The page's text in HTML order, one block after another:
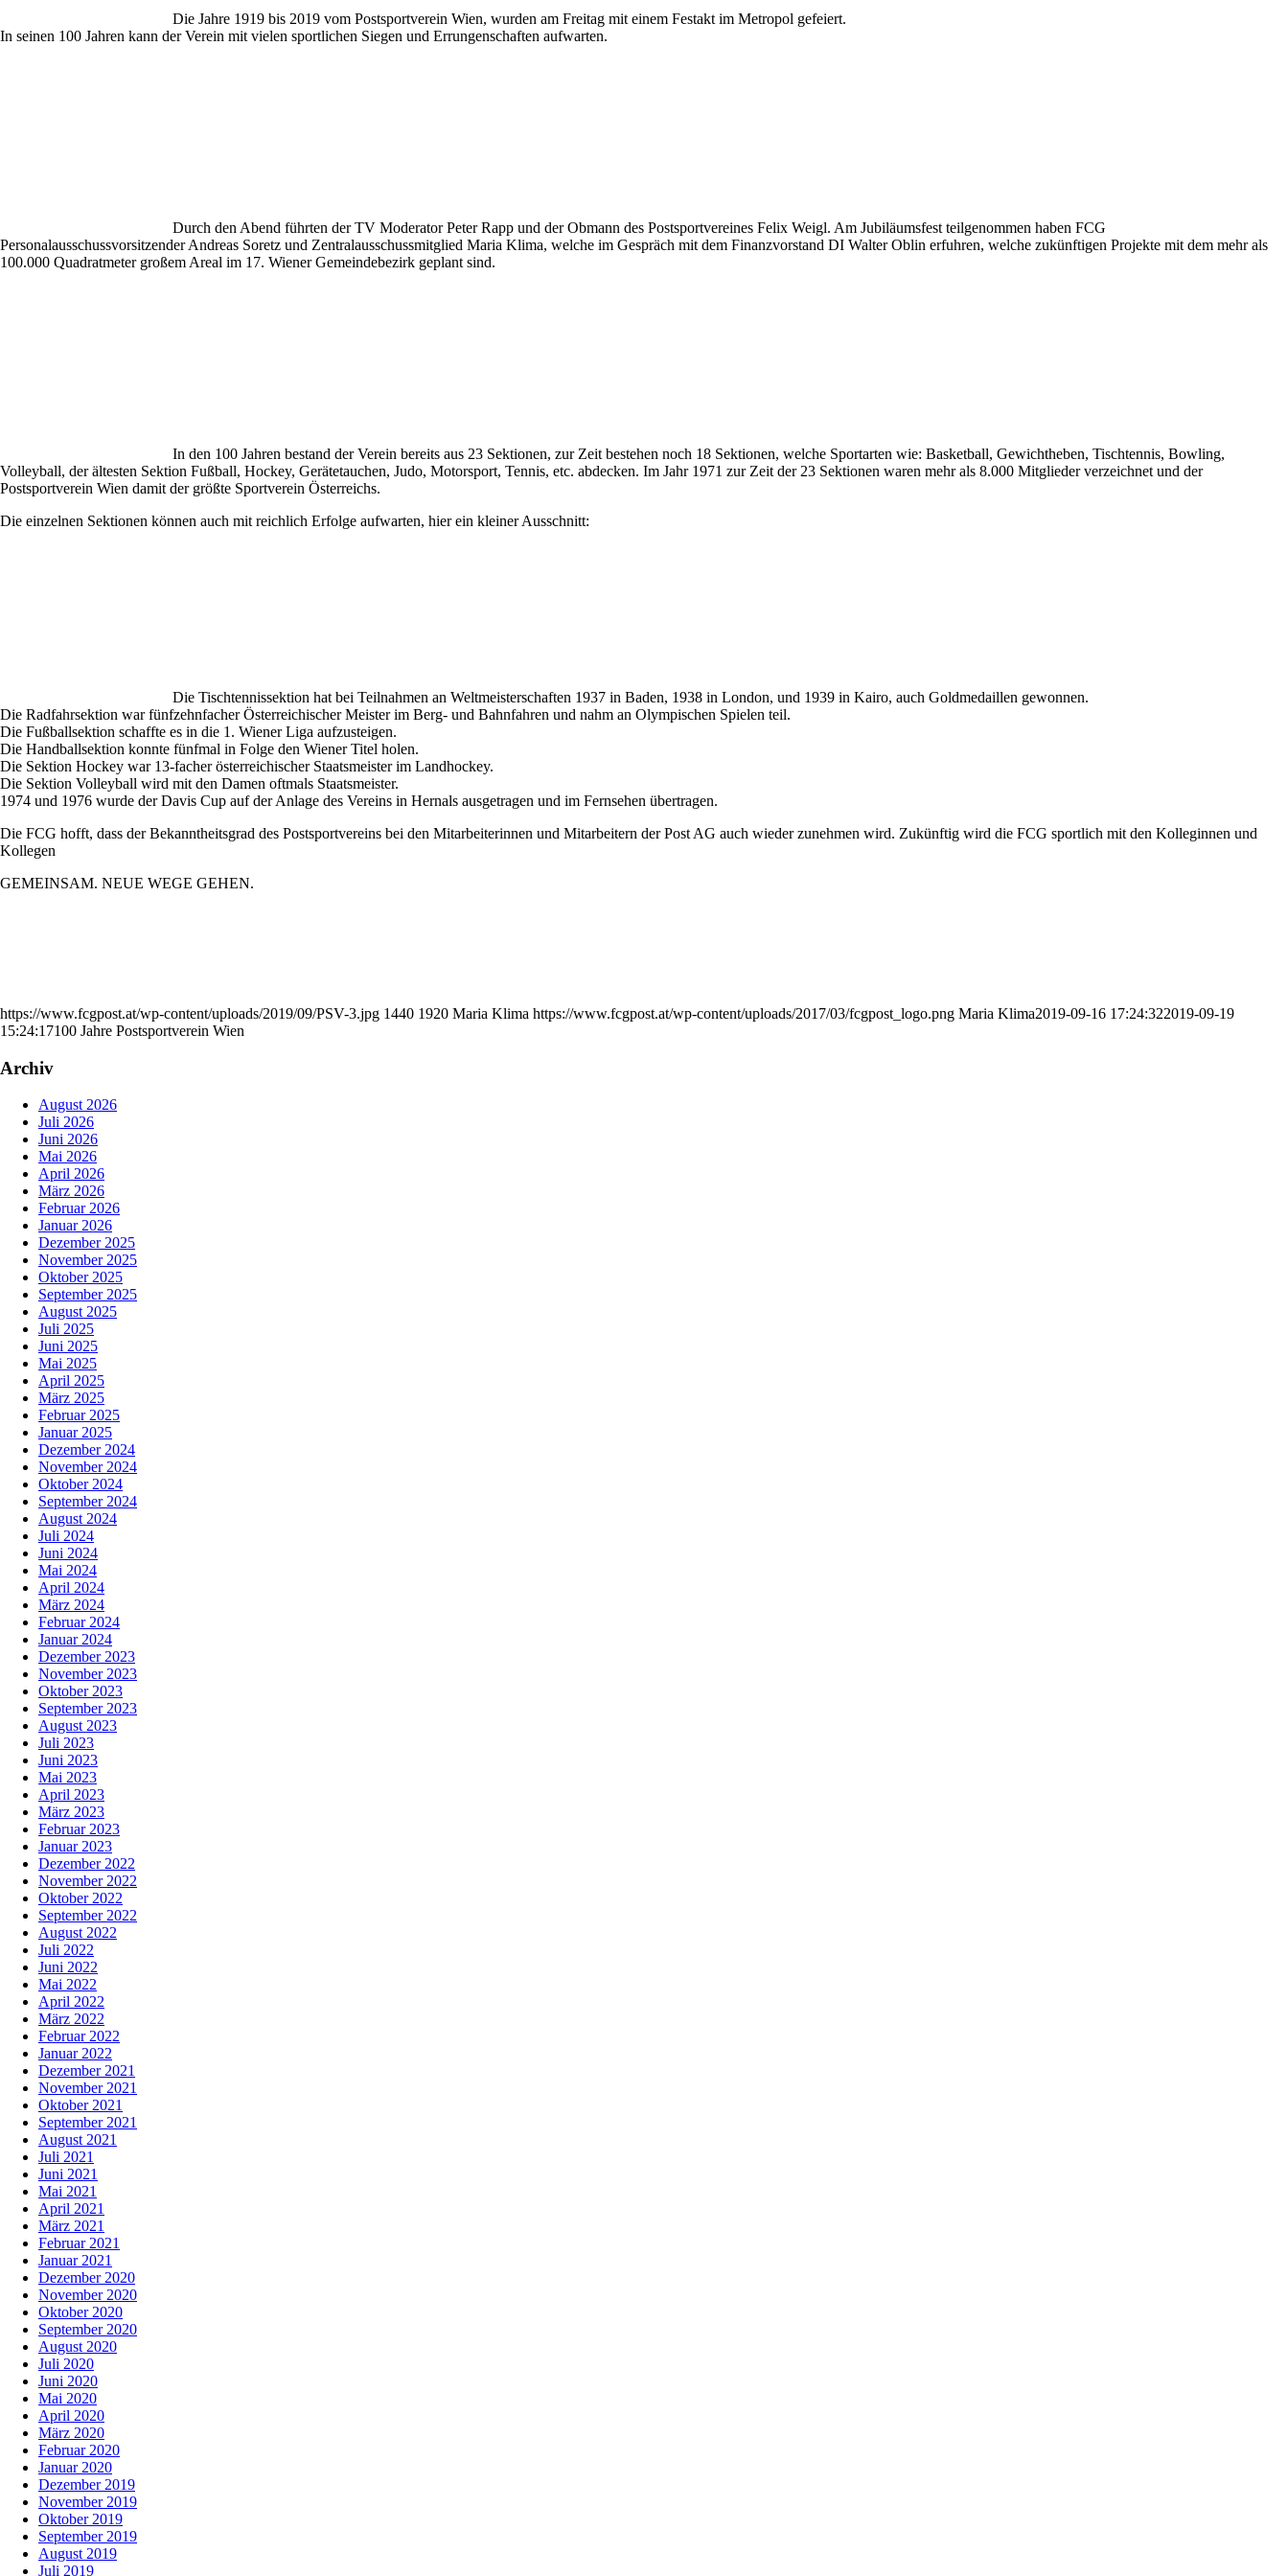
Die Jahre 1919 bis 2019 vom Postsportverein Wien, wurden am Freitag mit einem Festakt im Metropol gefeiert.
In seinen 100 Jahren kann der Verein mit vielen sportlichen Siegen und Errungenschaften aufwarten.
Durch den Abend führten der TV Moderator Peter Rapp und der Obmann des Postsportvereines Felix Weigl. Am Jubiläumsfest teilgenommen haben FCG
Personalausschussvorsitzender Andreas Soretz und Zentralausschussmitglied Maria Klima, welche im Gespräch mit dem Finanzvorstand DI Walter Oblin erfuhren, welche zukünftigen Projekte mit dem mehr als
100.000 Quadratmeter großem Areal im 17. Wiener Gemeindebezirk geplant sind.
In den 100 Jahren bestand der Verein bereits aus 23 Sektionen, zur Zeit bestehen noch 18 Sektionen, welche Sportarten wie: Basketball, Gewichtheben, Tischtennis, Bowling,
Volleyball, der ältesten Sektion Fußball, Hockey, Gerätetauchen, Judo, Motorsport, Tennis, etc. abdecken. Im Jahr 1971 zur Zeit der 23 Sektionen waren mehr als 8.000 Mitglieder verzeichnet und der
Postsportverein Wien damit der größte Sportverein Österreichs.
Die einzelnen Sektionen können auch mit reichlich Erfolge aufwarten, hier ein kleiner Ausschnitt:
Die Tischtennissektion hat bei Teilnahmen an Weltmeisterschaften 1937 in Baden, 1938 in London, und 1939 in Kairo, auch Goldmedaillen gewonnen.
Die Radfahrsektion war fünfzehnfacher Österreichischer Meister im Berg- und Bahnfahren und nahm an Olympischen Spielen teil.
Die Fußballsektion schaffte es in die 1. Wiener Liga aufzusteigen.
Die Handballsektion konnte fünfmal in Folge den Wiener Titel holen.
Die Sektion Hockey war 13-facher österreichischer Staatsmeister im Landhockey.
Die Sektion Volleyball wird mit den Damen oftmals Staatsmeister.
1974 und 1976 wurde der Davis Cup auf der Anlage des Vereins in Hernals ausgetragen und im Fernsehen übertragen.
Die FCG hofft, dass der Bekanntheitsgrad des Postsportvereins bei den Mitarbeiterinnen und Mitarbeitern der Post AG auch wieder zunehmen wird. Zukünftig wird die FCG sportlich mit den Kolleginnen und
Kollegen
GEMEINSAM. NEUE WEGE GEHEN.
https://www.fcgpost.at/wp-content/uploads/2019/09/PSV-3.jpg 1440 1920 Maria Klima https://www.fcgpost.at/wp-content/uploads/2017/03/fcgpost_logo.png Maria Klima2019-09-16 17:24:322019-09-19
15:24:17100 Jahre Postsportverein Wien
Archiv
August 2026
Juli 2026
Juni 2026
Mai 2026
April 2026
März 2026
Februar 2026
Januar 2026
Dezember 2025
November 2025
Oktober 2025
September 2025
August 2025
Juli 2025
Juni 2025
Mai 2025
April 2025
März 2025
Februar 2025
Januar 2025
Dezember 2024
November 2024
Oktober 2024
September 2024
August 2024
Juli 2024
Juni 2024
Mai 2024
April 2024
März 2024
Februar 2024
Januar 2024
Dezember 2023
November 2023
Oktober 2023
September 2023
August 2023
Juli 2023
Juni 2023
Mai 2023
April 2023
März 2023
Februar 2023
Januar 2023
Dezember 2022
November 2022
Oktober 2022
September 2022
August 2022
Juli 2022
Juni 2022
Mai 2022
April 2022
März 2022
Februar 2022
Januar 2022
Dezember 2021
November 2021
Oktober 2021
September 2021
August 2021
Juli 2021
Juni 2021
Mai 2021
April 2021
März 2021
Februar 2021
Januar 2021
Dezember 2020
November 2020
Oktober 2020
September 2020
August 2020
Juli 2020
Juni 2020
Mai 2020
April 2020
März 2020
Februar 2020
Januar 2020
Dezember 2019
November 2019
Oktober 2019
September 2019
August 2019
Juli 2019